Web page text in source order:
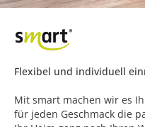
Flexibel und individuell
Mit smart machen wir es
für jeden Geschmack die